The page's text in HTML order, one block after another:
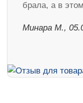
брала, а в
Минара М.,